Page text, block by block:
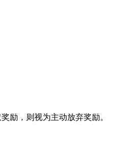
励，则视为主动放弃奖励。